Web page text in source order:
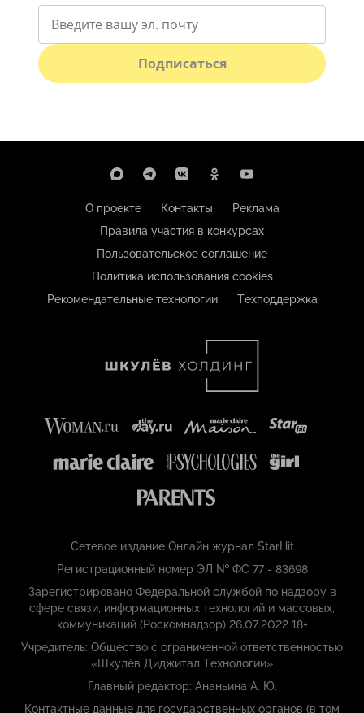
Подписаться
О проекте Контакты
Реклама
Правила участия в конкурсах
Пользовательское соглашение
Политика использования cookies
Рекомендательные технологии
Техподдержка
Сетевое издание Онлайн журнал StarHit
Регистрационный номер ЭЛ № ФС 77 - 83698
Зарегистрировано Федеральной службой по надзору в
сфере связи, информационных технологий и массовых,
коммуникаций (Роскомнадзор) 26.07.2022 18+
Учредитель: Общество с ограниченной ответственностью
«Шкулёв Диджитал Технологии»
Главный редактор: Ананьина А. Ю.
Контактные данные для государственных органов (в том